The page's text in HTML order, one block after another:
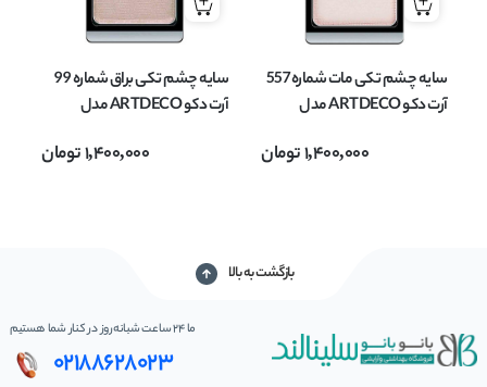
سایه چشم تکی مات شماره 557
آرت دکو ARTDECO مدل
1,400,000تومان
سایه چشم تکی براق شماره 99
آرت دکو ARTDECO مدل
1,400,000تومان
بازگشت به بالا
ما 24 ساعت شبانه‌روز در کنار شما هستیم
02188628023